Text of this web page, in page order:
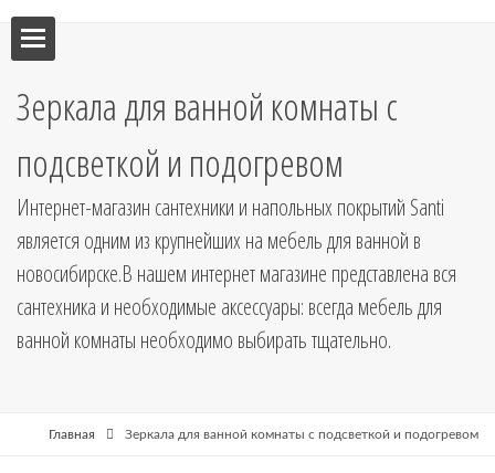
Зеркала для ванной комнаты с
подсветкой и подогревом
Интернет-магазин сантехники и напольных покрытий Santi
является одним из крупнейших на мебель для ванной в
новосибирске.В нашем интернет магазине представлена вся
сантехника и необходимые аксессуары: всегда мебель для
ванной комнаты необходимо выбирать тщательно.
Главная Зеркала для ванной комнаты с подсветкой и подогревом